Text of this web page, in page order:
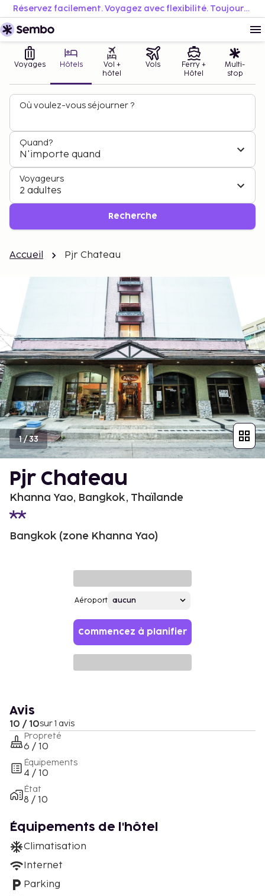
Réservez facilement. Voyagez avec flexibilité. Toujours au meilleur prix.
Voyages Hôtels
Vol +
hôtel
Vols
Ferry +
Hôtel
Multi-
stop
Où voulez-vous séjourner ?
Quand?
N'importe quand
Voyageurs
2 adultes
Recherche
Accueil Pjr Chateau
1/33
Pjr Chateau
Khanna Yao, Bangkok, Thaïlande
Bangkok (zone Khanna Yao)
Aéroport
Commencez à planifier
Avis
10 / 10sur 1 avis
Propreté
6 / 10
Équipements
4 / 10
État
8 / 10
Équipements de l'hôtel
Climatisation
Internet
Parking